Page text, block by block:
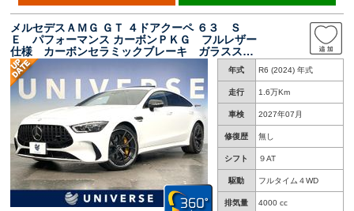
メルセデスＡＭＧ ＧＴ ４ドアクーペ ６３ Ｓ
Ｅ パフォーマンス カーボンＰＫＧ フルレザー
仕様 カーボンセラミックブレーキ ガラススラ
イディングルーフ Ｂｕｒｍｅｓｔｅｒサウン
ド レーダーセーフティ 全周囲カメラ ＨＵ
Ｄ エアサス 純正ナビＴＶ カープレイ
年式 R6 (2024) 年式
走行 1.6万Km
車検 2027年07月
修復歴 無し
シフト ９AT
駆動 フルタイム４WD
排気量 4000 cc